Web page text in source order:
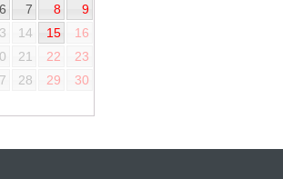
6 7 8
9
14 15
16
21 22
23
28 29
30